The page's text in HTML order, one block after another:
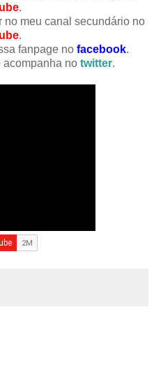
.
no meu canal secundário no
.
fanpage no facebook.
acompanha no twitter.